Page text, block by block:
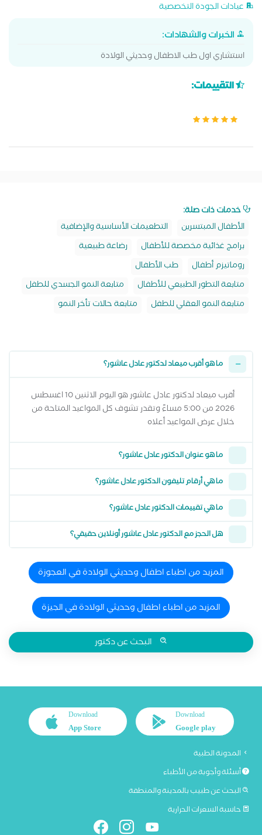
عيادات الجودة التخصصية
الخبرات والشهادات:
استشاري اول طب الاطفال وحديثي الولادة
التقييمات:
خدمات ذات صلة:
الأطفال المبتسرين
التطعيمات الأساسية والإضافية
برامج غذائية مخصصة للأطفال
رضاعة طبيعية
روماتيزم أطفال
طب الأطفال
متابعة التطور الطبيعي للأطفال
متابعة النمو الجسدي للطفل
متابعة النمو العقلي للطفل
متابعة حالات تأخر النمو
ما هو أقرب ميعاد لدكتور عادل عاشور؟
أقرب ميعاد لدكتور عادل عاشور هو اليوم الاثنين 10 اغسطس
2026 من 5:00 مساءً وتقدر تشوف كل المواعيد المتاحة من
خلال عرض المواعيد أعلاه
ما هو عنوان الدكتور عادل عاشور؟
ما هي أرقام تليفون الدكتور عادل عاشور؟
ما هي تقييمات الدكتور عادل عاشور؟
هل الحجز مع الدكتور عادل عاشور أونلاين حقيقي؟
المزيد من اطباء اطفال وحديثي الولادة في العجوزة
المزيد من اطباء اطفال وحديثي الولادة في الجيزة
البحث عن دكتور
Download
Google play
Download
App Store
المدونة الطبية
أسئلة وأجوبة من الأطباء
البحث عن طبيب بالمدينة والمنطقة
حاسبة السعرات الحرارية